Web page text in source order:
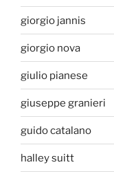
giorgio jannis
giorgio nova
giulio pianese
giuseppe granieri
guido catalano
halley suitt